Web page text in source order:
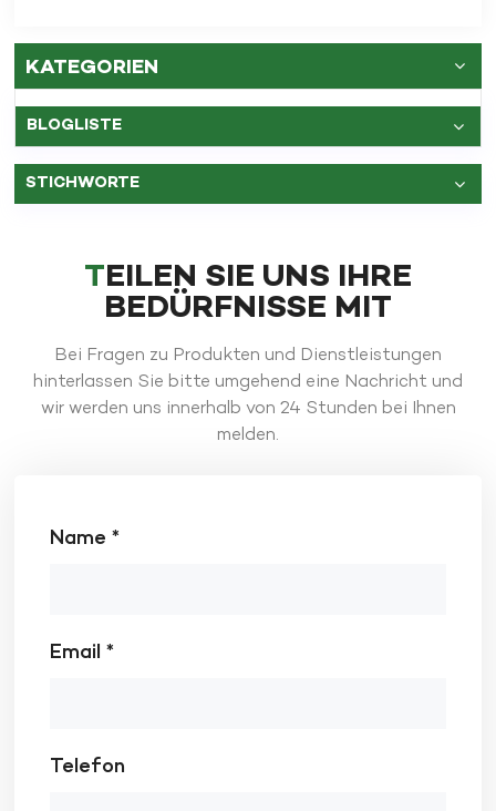
KATEGORIEN
BLOGLISTE
STICHWORTE
TEILEN SIE UNS IHRE
BEDÜRFNISSE MIT
Bei Fragen zu Produkten und Dienstleistungen
hinterlassen Sie bitte umgehend eine Nachricht und
wir werden uns innerhalb von 24 Stunden bei Ihnen
melden.
Name *
Email *
Telefon